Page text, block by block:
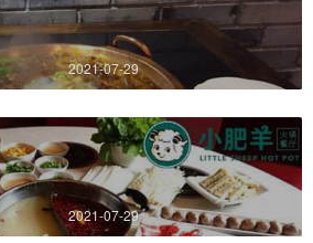
2021-07-29
2021-07-29